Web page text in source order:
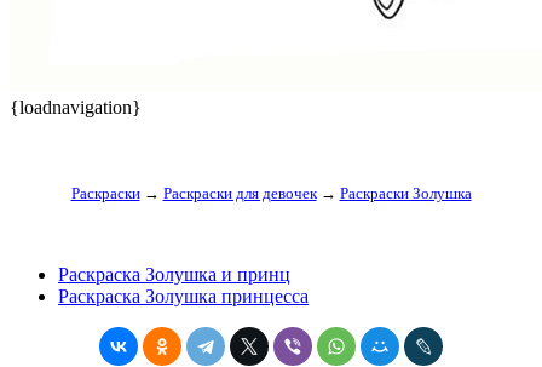
{loadnavigation}
Раскраски→ Раскраски для девочек→ Раскраски Золушка
Раскраска Золушка и принц
Раскраска Золушка принцесса